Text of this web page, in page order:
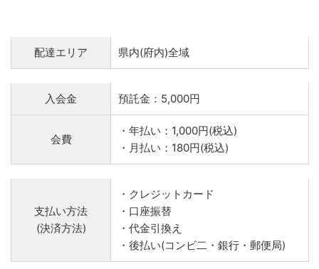
配達エリア 県内(府内)全域
入会金 預託金：5,000円
会費
・年払い：1,000円(税込)
・月払い：180円(税込)
支払い方法
(決済方法)
・クレジットカード
・口座振替
・代金引換え
・後払い(コンビ二・銀行・郵便局)